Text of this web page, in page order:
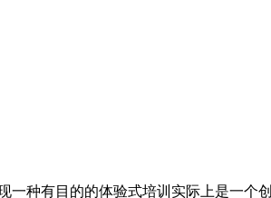
一种有目的的体验式培训实际上是一个